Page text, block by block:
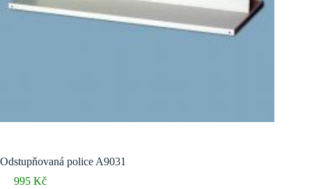
Odstupňovaná police A9031
995 Kč